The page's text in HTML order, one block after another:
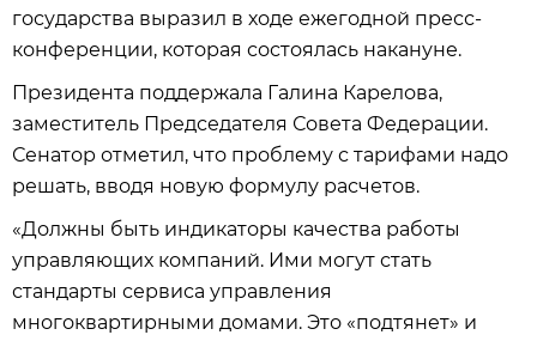
государства выразил в ходе ежегодной пресс-
конференции, которая состоялась накануне.
Президента поддержала Галина Карелова,
заместитель Председателя Совета Федерации.
Сенатор отметил, что проблему с тарифами надо
решать, вводя новую формулу расчетов.
«Должны быть индикаторы качества работы
управляющих компаний. Ими могут стать
стандарты сервиса управления
многоквартирными домами. Это «подтянет» и